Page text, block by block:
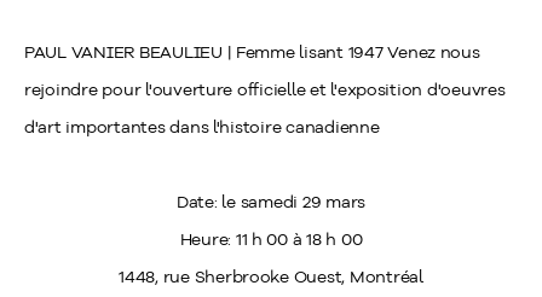
PAUL VANIER BEAULIEU | Femme lisant 1947 Venez nous
rejoindre pour l'ouverture officielle et l'exposition d'oeuvres
d'art importantes dans l'histoire canadienne
Date: le samedi 29 mars
Heure: 11 h 00 à 18 h 00
1448, rue Sherbrooke Ouest, Montréal